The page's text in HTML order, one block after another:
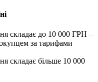
складає до 10 000 ГРН –
за тарифами
складає більше 10 000